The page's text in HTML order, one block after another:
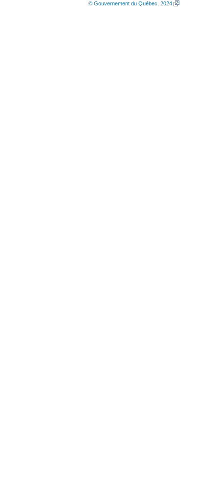
© Gouvernement du Québec, 2024